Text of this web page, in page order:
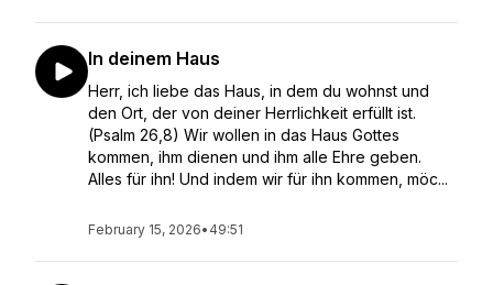
In deinem Haus
Herr, ich liebe das Haus, in dem du wohnst und
den Ort, der von deiner Herrlichkeit erfüllt ist.
(Psalm 26,8) Wir wollen in das Haus Gottes
kommen, ihm dienen und ihm alle Ehre geben.
Alles für ihn! Und indem wir für ihn kommen, möc...
February 15, 2026• 49:51